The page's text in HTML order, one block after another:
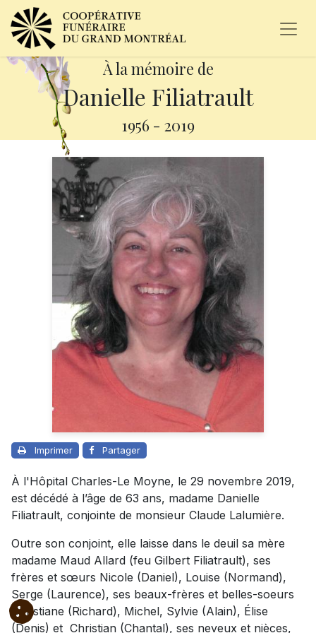
À la mémoire de
Danielle Filiatrault
1956 - 2019
Imprimer Partager
À l'Hôpital Charles-Le Moyne, le 29 novembre 2019,
est décédé à l’âge de 63 ans, madame Danielle
Filiatrault, conjointe de monsieur Claude Lalumière.
Outre son conjoint, elle laisse dans le deuil sa mère
madame Maud Allard (feu Gilbert Filiatrault), ses
frères et sœurs Nicole (Daniel), Louise (Normand),
Serge (Laurence), ses beaux-frères et belles-soeurs
Christiane (Richard), Michel, Sylvie (Alain), Élise
(Denis) et Christian (Chantal), ses neveux et nièces,